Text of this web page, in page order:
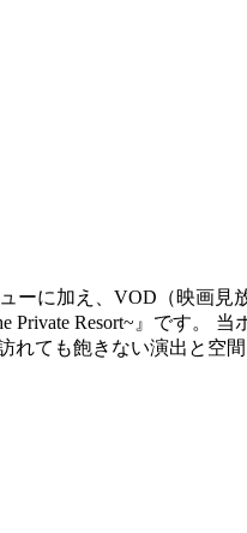
に加え、VOD（映画見
Resort~』です。
ても飽きない演出と空